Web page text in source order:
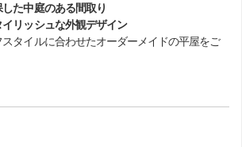
した中庭のある間取り
イリッシュな外観デザイン
タイルに合わせたオーダーメイドの平屋をご